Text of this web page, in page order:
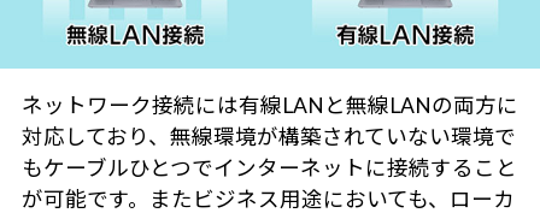
ネットワーク接続には有線LANと無線LANの両方に
対応しており、無線環境が構築されていない環境で
もケーブルひとつでインターネットに接続すること
が可能です。またビジネス用途においても、ローカ